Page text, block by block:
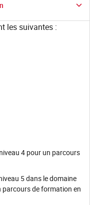
les suivantes :
4 pour un parcours
5 dans le domaine
de formation en